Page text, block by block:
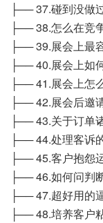
├── 37.碰到没做
├── 38.怎么在竞
├── 39.展会上最
├── 40.展会上如
├── 41.展会上怎
├── 42.展会后邀
├── 43.关于订单
├── 44.处理客诉
├── 45.客户抱怨
├── 46.如何问判
├── 47.超好用的
├── 48.培养客户